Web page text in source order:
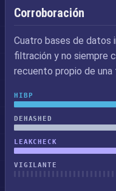
Corroboración
Cuatro bases de datos
filtración y no siempre
recuento propio de una
HIBP
DEHASHED
LEAKCHECK
VIGILANTE